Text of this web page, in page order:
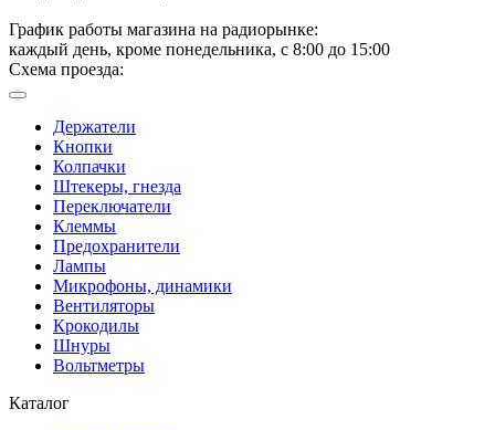
График работы магазина на радиорынке:
каждый день, кроме понедельника, с 8:00 до 15:00
Схема проезда:
Держатели
Кнопки
Колпачки
Штекеры, гнезда
Переключатели
Клеммы
Предохранители
Лампы
Микрофоны, динамики
Вентиляторы
Крокодилы
Шнуры
Вольтметры
Каталог